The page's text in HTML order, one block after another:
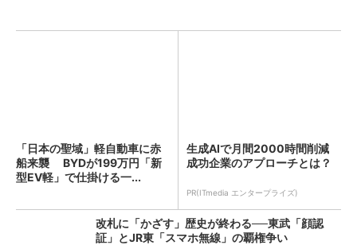
「日本の聖域」軽自動車に赤
船来襲 BYDが199万円「新
型EV軽」で仕掛ける一...
生成AIで月間2000時間削減
成功企業のアプローチとは？
PR(ITmedia エンタープライズ)
改札に「かざす」歴史が終わる──東武「顔認
証」とJR東「スマホ無線」の覇権争い